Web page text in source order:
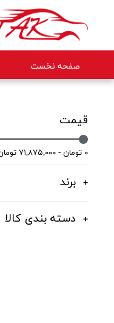
صفحه نخست
قیمت
۰ تومان - ۷۱,۸۷۵,۰۰۰ تومان
برند
دسته بندی کالا